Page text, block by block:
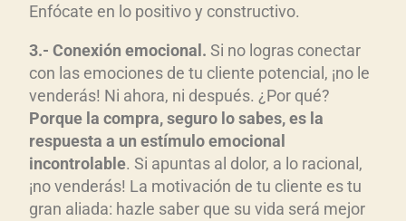
Enfócate en lo positivo y constructivo.
3.- Conexión emocional. Si no logras conectar
con las emociones de tu cliente potencial, ¡no le
venderás! Ni ahora, ni después. ¿Por qué?
Porque la compra, seguro lo sabes, es la
respuesta a un estímulo emocional
incontrolable. Si apuntas al dolor, a lo racional,
¡no venderás! La motivación de tu cliente es tu
gran aliada: hazle saber que su vida será mejor